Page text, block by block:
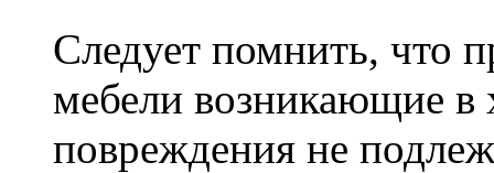
Следует помнить, что
мебели возникающие в
повреждения не